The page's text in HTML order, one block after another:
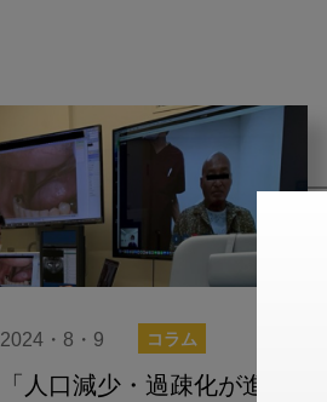
2024・8・9 コラム
「人口減少・過疎化が進行